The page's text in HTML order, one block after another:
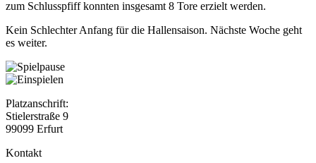
zum Schlusspfiff konnten insgesamt 8 Tore erzielt werden.
Kein Schlechter Anfang für die Hallensaison. Nächste Woche geht
es weiter.
Platzanschrift:
Stielerstraße 9
99099 Erfurt
Kontakt